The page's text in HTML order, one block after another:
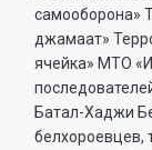
самооборона»
джамаат»
ячейка» МТО
Батал-Хаджи
белхороевцев,